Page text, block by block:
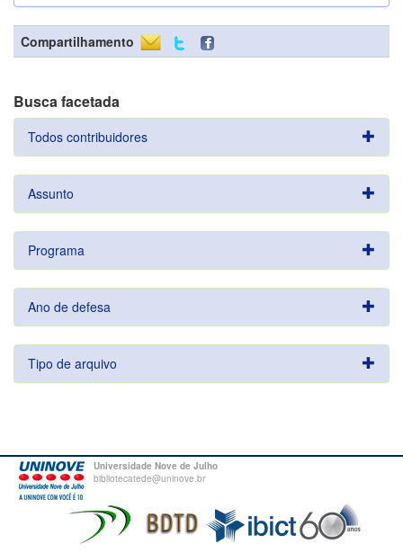
Compartilhamento
Busca facetada
Todos contribuidores
Assunto
Programa
Ano de defesa
Tipo de arquivo
Universidade Nove de Julho
bibliotecatede@uninove.br